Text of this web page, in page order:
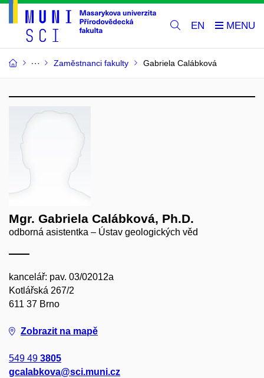
EN
Zaměstnanci fakulty Gabriela Calábková
Mgr. Gabriela Calábková, Ph.D.
odborná asistentka – Ústav geologických věd
kancelář: pav. 03/02012a
Kotlářská 267/2
611 37 Brno
Zobrazit na mapě
549 49 3805
gcalabkova@sci.muni.cz